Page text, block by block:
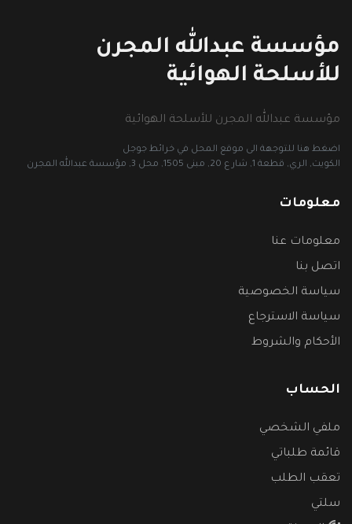
مؤسسة عبدالله المجرن
للأسلحة الهوائية
مؤسسة عبدالله المجرن للأسلحة الهوائية
اضغط هنا للتوجهة الى موقع المحل في خرائط جوجل
الكويت, الري, قطعة 1, شار ع 20, مبنى 1505, محل 3, مؤسسة عبدالله المجرن
معلومات
معلومات عنا
اتصل بنا
سياسة الخصوصية
سياسة الاسترجاع
الأحكام والشروط
الحساب
ملفي الشخصي
قائمة طلباتي
تعقب الطلب
سلتي